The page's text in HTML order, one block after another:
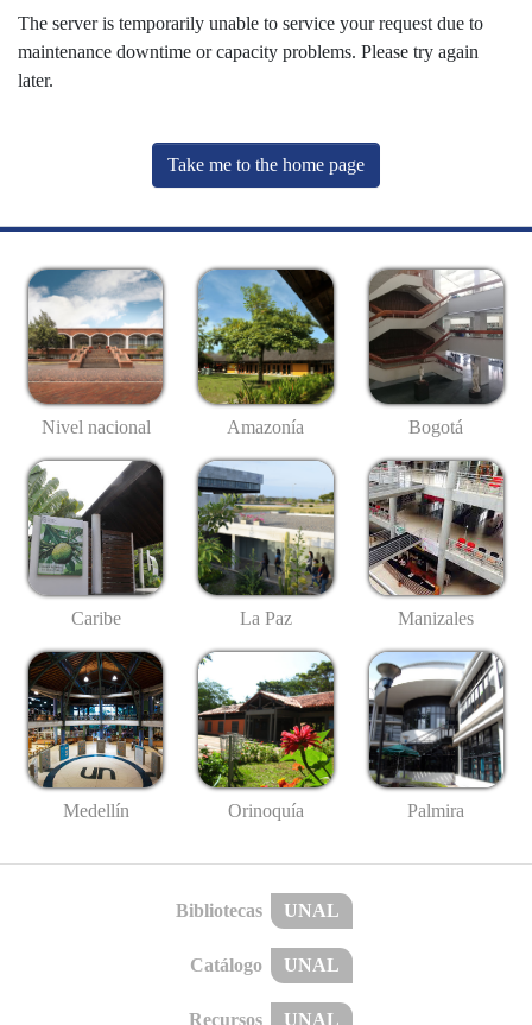
The server is temporarily unable to service your request due to
maintenance downtime or capacity problems. Please try again
later.
Take me to the home page
Nivel nacional Amazonía Bogotá
Caribe La Paz Manizales
Medellín Orinoquía Palmira
Bibliotecas UNAL
Catálogo UNAL
Recursos UNAL